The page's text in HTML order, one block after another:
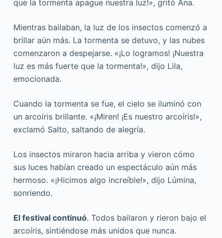
que la tormenta apague nuestra luz!», gritó Ana.
Mientras bailaban, la luz de los insectos comenzó a
brillar aún más. La tormenta se detuvo, y las nubes
comenzaron a despejarse. «¡Lo logramos! ¡Nuestra
luz es más fuerte que la tormenta!», dijo Lila,
emocionada.
Cuando la tormenta se fue, el cielo se iluminó con
un arcoíris brillante. «¡Miren! ¡Es nuestro arcoíris!»,
exclamó Salto, saltando de alegría.
Los insectos miraron hacia arriba y vieron cómo
sus luces habían creado un espectáculo aún más
hermoso. «¡Hicimos algo increíble!», dijo Lúmina,
sonriendo.
El festival continuó. Todos bailaron y rieron bajo el
arcoíris, sintiéndose más unidos que nunca.